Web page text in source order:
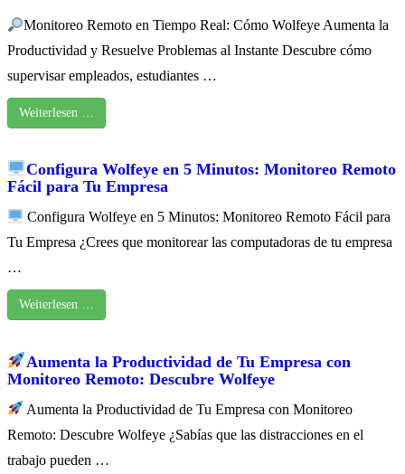
Monitoreo Remoto en Tiempo Real: Cómo Wolfeye Aumenta la
Productividad y Resuelve Problemas al Instante Descubre cómo
supervisar empleados, estudiantes …
Weiterlesen …
Configura Wolfeye en 5 Minutos: Monitoreo Remoto
Fácil para Tu Empresa
Configura Wolfeye en 5 Minutos: Monitoreo Remoto Fácil para
Tu Empresa ¿Crees que monitorear las computadoras de tu empresa
…
Weiterlesen …
Aumenta la Productividad de Tu Empresa con
Monitoreo Remoto: Descubre Wolfeye
Aumenta la Productividad de Tu Empresa con Monitoreo
Remoto: Descubre Wolfeye ¿Sabías que las distracciones en el
trabajo pueden …